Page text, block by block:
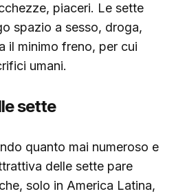
piaceri. Le sette
spazio a sesso, droga,
il minimo freno, per cui
umani.
sette
quanto mai numeroso e
delle sette pare
solo in America Latina,